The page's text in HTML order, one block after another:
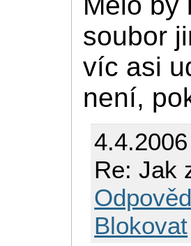
soubor
víc asi
není,
Re: Jak
Blokovat